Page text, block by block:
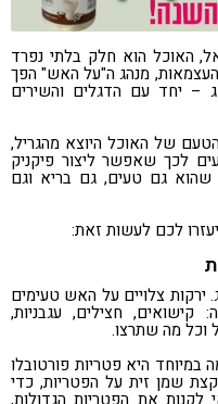
האוכל הוא חלק בלתי נפרד
העצמאות, מנהג ה"על האש" הפך
– יחד עם הדגלים והשירים
של האוכל היוצא מהגריל,
לכך שאפשר ליצור פיקניק
גם טעים, גם בריא וגם
לכם לעשות זאת:
ירקות צלויים על האש טעימים
קישואים, חצילים, עגבניות,
וכל מה שתרצו.
במיוחד היא פטריות פורטובלו
שמן זית על הפטריות, כדי